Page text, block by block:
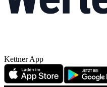
Kettner App